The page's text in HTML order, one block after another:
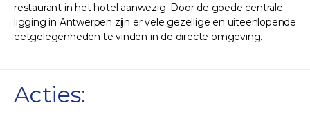
restaurant in het hotel aanwezig. Door de goede centrale
ligging in Antwerpen zijn er vele gezellige en uiteenlopende
eetgelegenheden te vinden in de directe omgeving.
Acties: